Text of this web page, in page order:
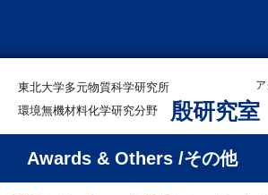
東北大学多元物質科学研究所
環境無機材料化学研究分野
殷研究室
Awards & Others /その他